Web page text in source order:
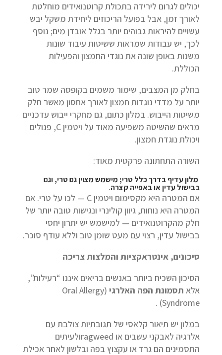
יכולים לגרום לירידה בתכולת קרוטנואידים מוחלטת
לאורך זמן, אבל בפועל הריכוזים ליחידת משקל יבש
עשויים להיראות גבוהים יותר בגלל אובדן מים; נוסף
לכך, יש עבודות שמראות ששיטות עיבוד שונות
משנות באופן שונה את נוגדי החמצון והפעילות
הכוללת.
בחלק מן המצבים, שימור משמים בקופסה שמר טוב
יותר על מדדי נוגדות חמצון לאורך אחסון מאשר חלק
משיטות הייבוש. במלון כתום, גם מחקרי ייבוש עדכניים
מראים שהשיטה משפיעה מאוד על ויטמין C, פנולים
ויכולת נוגדת חמצון.
השורה התחתונה פרקטית מאוד:
מלון עדיף בדרך כלל טרי; מישמש מצוין גם טרי, וגם
בבישול עדין או באפייה קצרה.
אם המטרה היא מקסימום ויטמין C — לכו על טרי. אם
המטרה היא נוחות, גיוון קולינרי ונגישות טובה יותר של
חלק מהקרוטנואידים — למישמש יש יתרון יחסי
בבישול עדין, רצוי עם מעט שומן טוב וללא עודף סוכר.
סיכונים, אינטראקציות והמלצות צריכה
הסיכון השכיח ביותר באנשים בריאים איננו “רעילות”,
אלא תסמונת הפה האלרגי (Oral Allergy
(Syndrome .
במלון יש תיאור קלאסי של תגובתיות צולבת עם
אלרגיה לאבקני עשבים או ragweedולעיתים
התסמינים הם גרד או עקצוץ בפה ובלשון לאחר אכילת